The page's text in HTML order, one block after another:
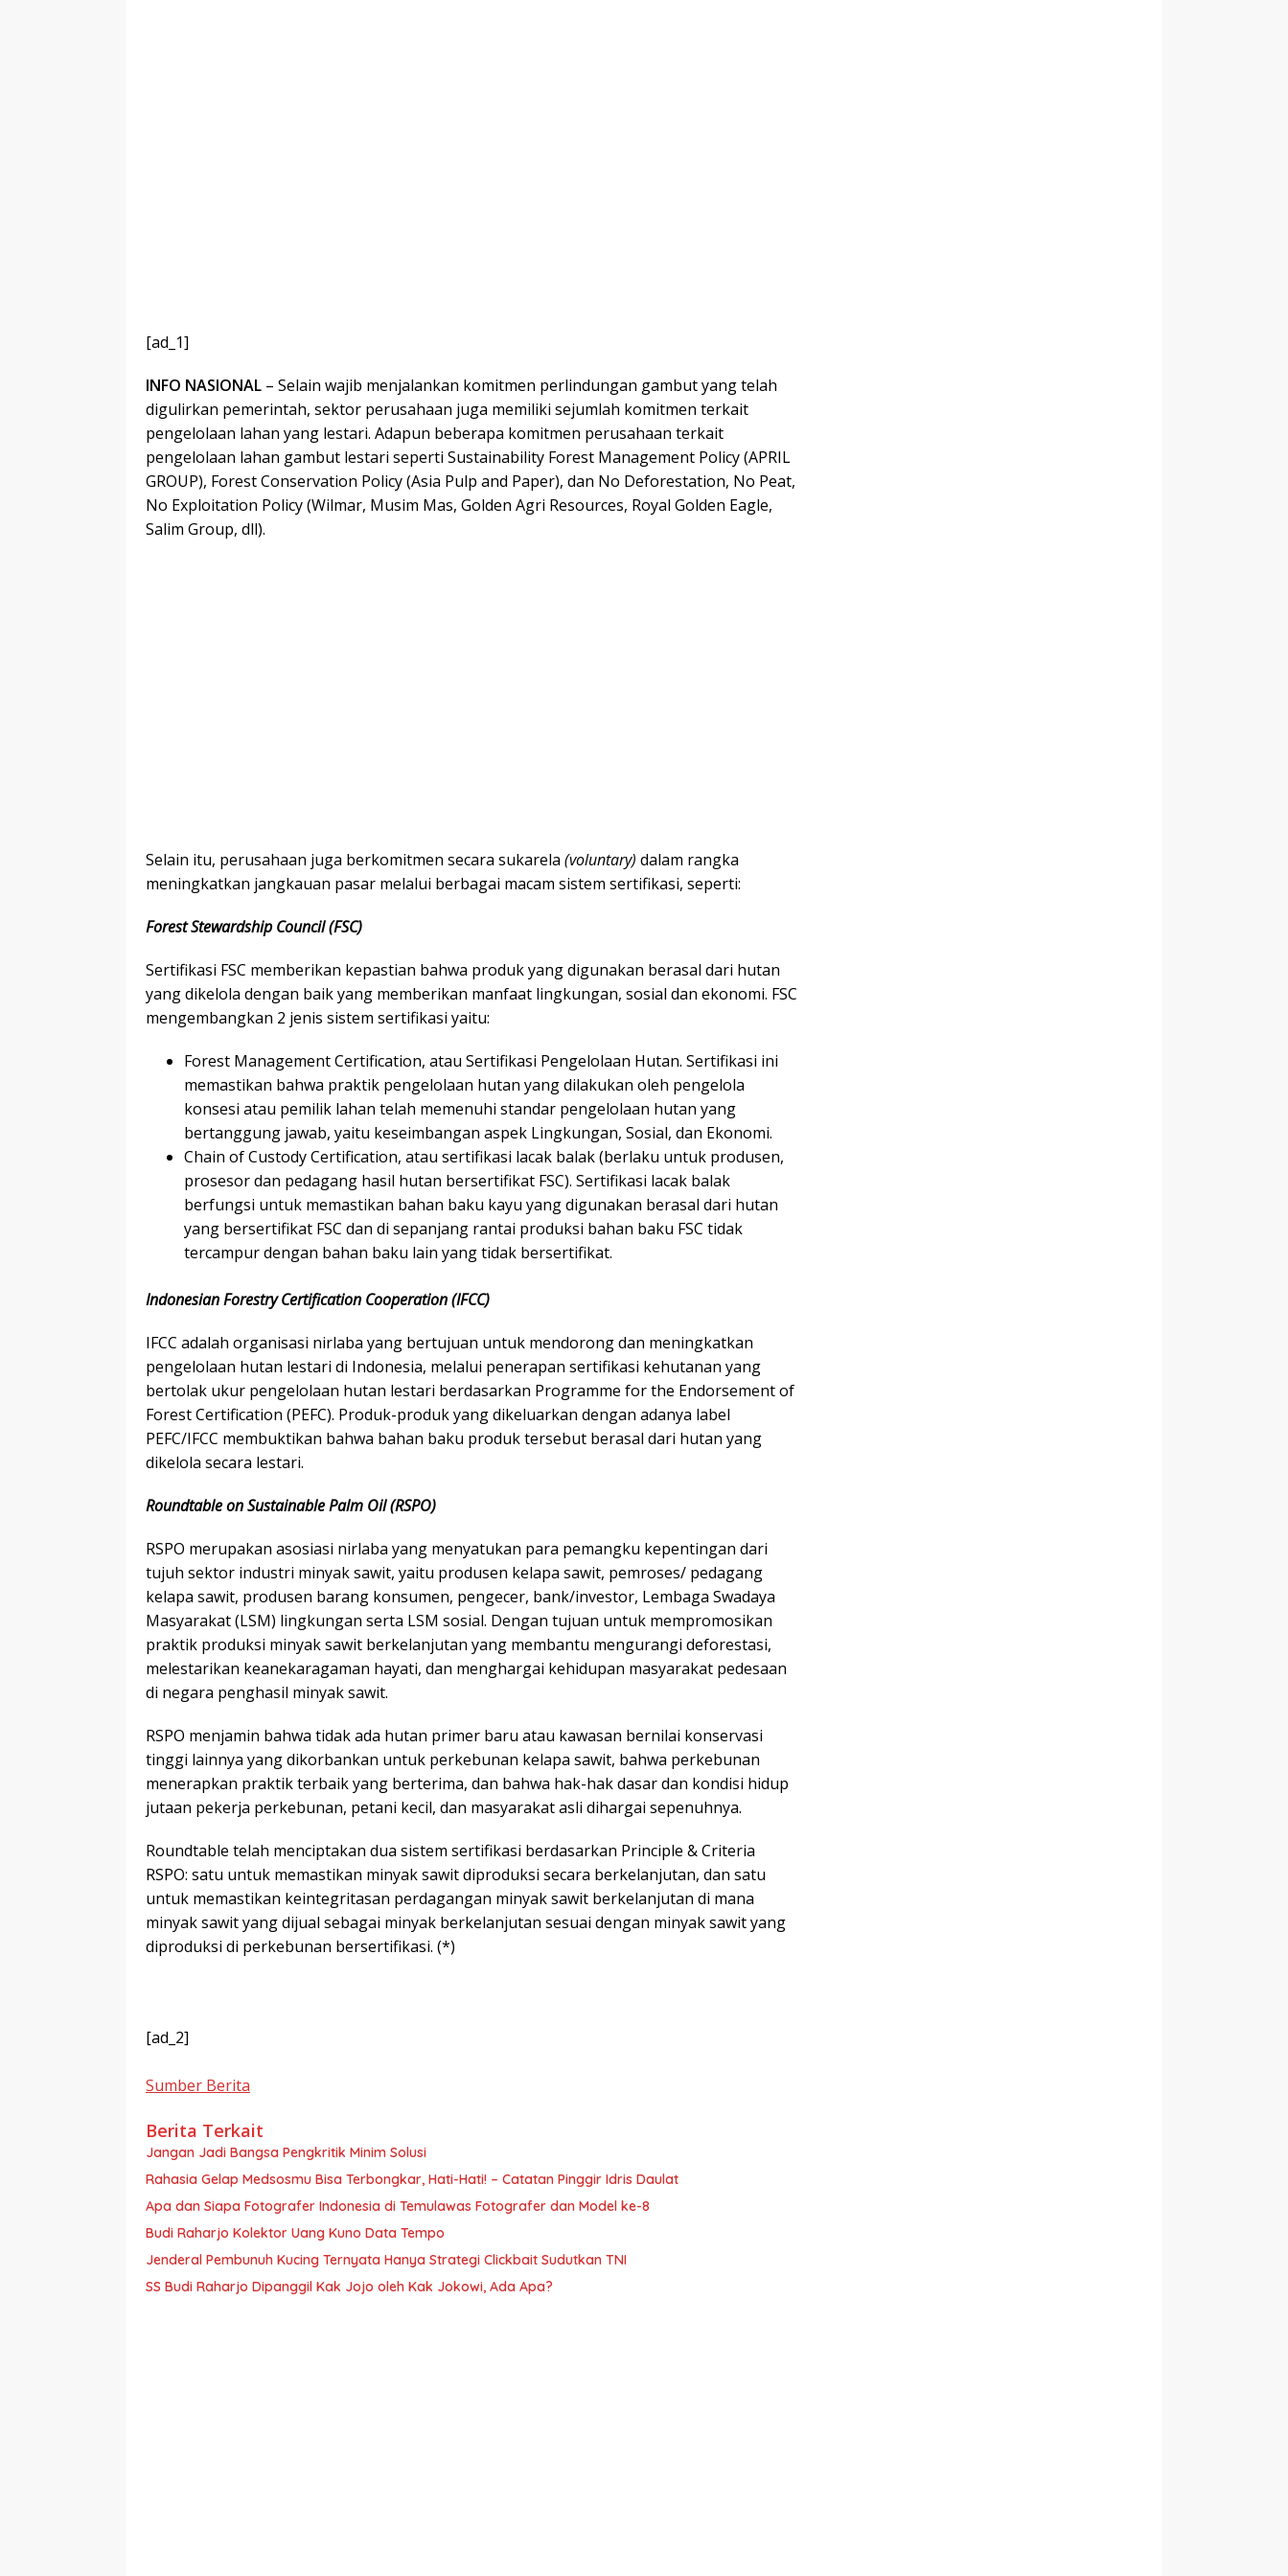
[ad_1]
INFO NASIONAL – Selain wajib menjalankan komitmen perlindungan gambut yang telah
digulirkan pemerintah, sektor perusahaan juga memiliki sejumlah komitmen terkait
pengelolaan lahan yang lestari. Adapun beberapa komitmen perusahaan terkait
pengelolaan lahan gambut lestari seperti Sustainability Forest Management Policy (APRIL
GROUP), Forest Conservation Policy (Asia Pulp and Paper), dan No Deforestation, No Peat,
No Exploitation Policy (Wilmar, Musim Mas, Golden Agri Resources, Royal Golden Eagle,
Salim Group, dll).
Selain itu, perusahaan juga berkomitmen secara sukarela (voluntary) dalam rangka
meningkatkan jangkauan pasar melalui berbagai macam sistem sertifikasi, seperti:
Forest Stewardship Council (FSC)
Sertifikasi FSC memberikan kepastian bahwa produk yang digunakan berasal dari hutan
yang dikelola dengan baik yang memberikan manfaat lingkungan, sosial dan ekonomi. FSC
mengembangkan 2 jenis sistem sertifikasi yaitu:
Forest Management Certification, atau Sertifikasi Pengelolaan Hutan. Sertifikasi ini
memastikan bahwa praktik pengelolaan hutan yang dilakukan oleh pengelola
konsesi atau pemilik lahan telah memenuhi standar pengelolaan hutan yang
bertanggung jawab, yaitu keseimbangan aspek Lingkungan, Sosial, dan Ekonomi.
Chain of Custody Certification, atau sertifikasi lacak balak (berlaku untuk produsen,
prosesor dan pedagang hasil hutan bersertifikat FSC). Sertifikasi lacak balak
berfungsi untuk memastikan bahan baku kayu yang digunakan berasal dari hutan
yang bersertifikat FSC dan di sepanjang rantai produksi bahan baku FSC tidak
tercampur dengan bahan baku lain yang tidak bersertifikat.
Indonesian Forestry Certification Cooperation (IFCC)
IFCC adalah organisasi nirlaba yang bertujuan untuk mendorong dan meningkatkan
pengelolaan hutan lestari di Indonesia, melalui penerapan sertifikasi kehutanan yang
bertolak ukur pengelolaan hutan lestari berdasarkan Programme for the Endorsement of
Forest Certification (PEFC). Produk-produk yang dikeluarkan dengan adanya label
PEFC/IFCC membuktikan bahwa bahan baku produk tersebut berasal dari hutan yang
dikelola secara lestari.
Roundtable on Sustainable Palm Oil (RSPO)
RSPO merupakan asosiasi nirlaba yang menyatukan para pemangku kepentingan dari
tujuh sektor industri minyak sawit, yaitu produsen kelapa sawit, pemroses/ pedagang
kelapa sawit, produsen barang konsumen, pengecer, bank/investor, Lembaga Swadaya
Masyarakat (LSM) lingkungan serta LSM sosial. Dengan tujuan untuk mempromosikan
praktik produksi minyak sawit berkelanjutan yang membantu mengurangi deforestasi,
melestarikan keanekaragaman hayati, dan menghargai kehidupan masyarakat pedesaan
di negara penghasil minyak sawit.
RSPO menjamin bahwa tidak ada hutan primer baru atau kawasan bernilai konservasi
tinggi lainnya yang dikorbankan untuk perkebunan kelapa sawit, bahwa perkebunan
menerapkan praktik terbaik yang berterima, dan bahwa hak-hak dasar dan kondisi hidup
jutaan pekerja perkebunan, petani kecil, dan masyarakat asli dihargai sepenuhnya.
Roundtable telah menciptakan dua sistem sertifikasi berdasarkan Principle & Criteria
RSPO: satu untuk memastikan minyak sawit diproduksi secara berkelanjutan, dan satu
untuk memastikan keintegritasan perdagangan minyak sawit berkelanjutan di mana
minyak sawit yang dijual sebagai minyak berkelanjutan sesuai dengan minyak sawit yang
diproduksi di perkebunan bersertifikasi. (*)
[ad_2]
Sumber Berita
Berita Terkait
Jangan Jadi Bangsa Pengkritik Minim Solusi
Rahasia Gelap Medsosmu Bisa Terbongkar, Hati-Hati! – Catatan Pinggir Idris Daulat
Apa dan Siapa Fotografer Indonesia di Temulawas Fotografer dan Model ke-8
Budi Raharjo Kolektor Uang Kuno Data Tempo
Jenderal Pembunuh Kucing Ternyata Hanya Strategi Clickbait Sudutkan TNI
SS Budi Raharjo Dipanggil Kak Jojo oleh Kak Jokowi, Ada Apa?